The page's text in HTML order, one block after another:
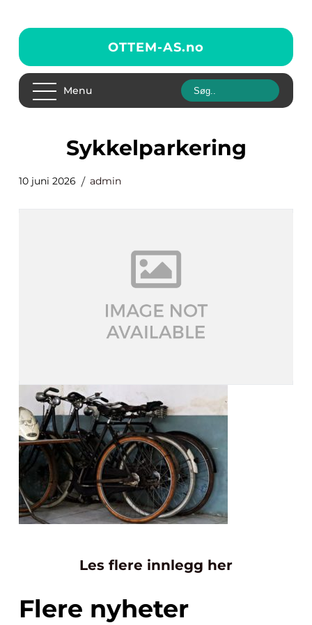
OTTEM-AS.no
Menu
sykkelparkering
10 juni 2026 admin
Les flere innlegg her
Flere nyheter